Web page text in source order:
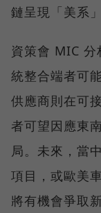
鏈呈現「美系
資策會 MIC 分
統整合端者可
供應商則在可
者可望因應東
局。未來，當
項目，或歐美
將有機會爭取